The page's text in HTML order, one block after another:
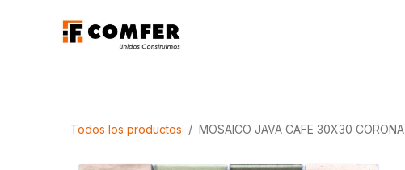
Todos los productos MOSAICO JAVA CAFE 30X30 CORONA